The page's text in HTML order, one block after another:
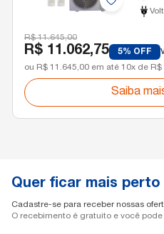
R$ 11.645,00
R$ 11.062,75 5% OFF
ou R$ 11.645,00 em até 10x de R$
Saiba
Quer ficar mais perto
Cadastre-se para receber nossas
O recebimento é gratuito e você